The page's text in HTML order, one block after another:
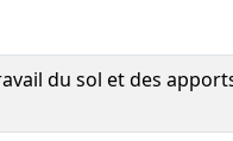
du sol et des